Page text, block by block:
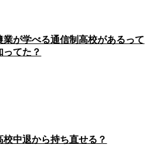
業が学べる通信制高校があるって
ってた？
校中退から持ち直せる？